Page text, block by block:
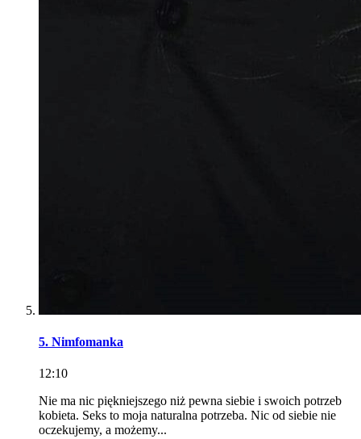
5. Nimfomanka
12:10
Nie ma nic piękniejszego niż pewna siebie i swoich potrzeb
kobieta. Seks to moja naturalna potrzeba. Nic od siebie nie
oczekujemy, a możemy...